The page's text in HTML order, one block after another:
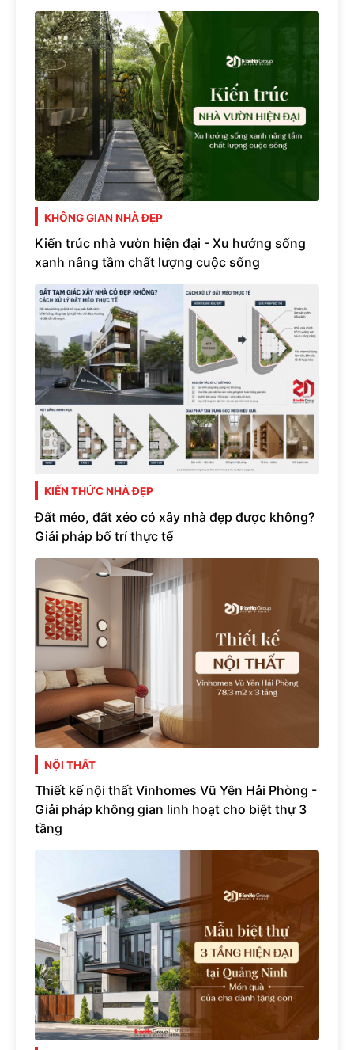
KHÔNG GIAN NHÀ ĐẸP
Kiến trúc nhà vườn hiện đại - Xu hướng sống
xanh nâng tầm chất lượng cuộc sống
KIẾN THỨC NHÀ ĐẸP
Đất méo, đất xéo có xây nhà đẹp được không?
Giải pháp bố trí thực tế
NỘI THẤT
Thiết kế nội thất Vinhomes Vũ Yên Hải Phòng -
Giải pháp không gian linh hoạt cho biệt thự 3
tầng